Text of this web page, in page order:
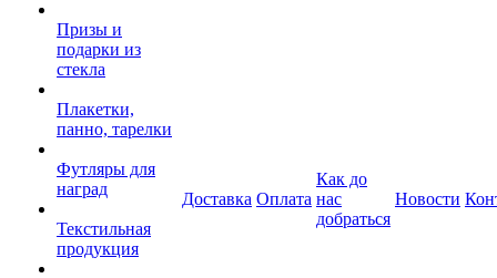
Призы и
подарки из
стекла
Плакетки,
панно, тарелки
Футляры для
наград
Текстильная
продукция
Доставка Оплата
Как до
нас
добраться
Новости